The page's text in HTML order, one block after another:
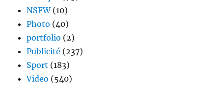
NSFW(10)
Photo (40)
portfolio (2)
Publicité (237)
Sport (183)
Video (540)